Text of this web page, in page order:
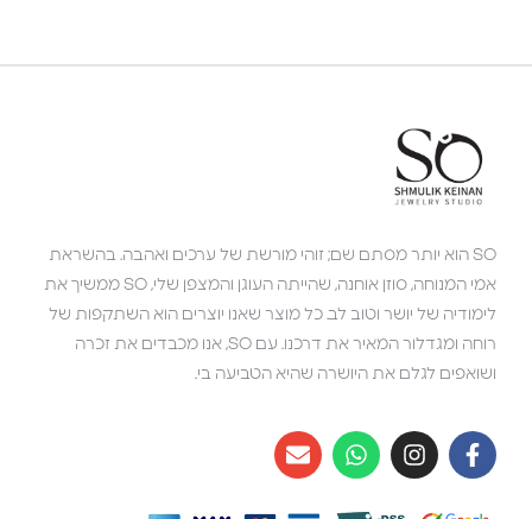
SO הוא יותר מסתם שם; זוהי מורשת של ערכים ואהבה. בהשראת
אמי המנוחה, סוזן אוחנה, שהייתה העוגן והמצפן שלי, SO ממשיך את
לימודיה של יושר וטוב לב. כל מוצר שאנו יוצרים הוא השתקפות של
רוחה ומגדלור המאיר את דרכנו. עם SO, אנו מכבדים את זכרה
ושואפים לגלם את היושרה שהיא הטביעה בי.